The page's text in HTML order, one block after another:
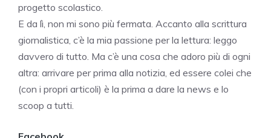
progetto scolastico.
E da lì, non mi sono più fermata. Accanto alla scrittura
giornalistica, c’è la mia passione per la lettura: leggo
davvero di tutto. Ma c’è una cosa che adoro più di ogni
altra: arrivare per prima alla notizia, ed essere colei che
(con i propri articoli) è la prima a dare la news e lo
scoop a tutti.